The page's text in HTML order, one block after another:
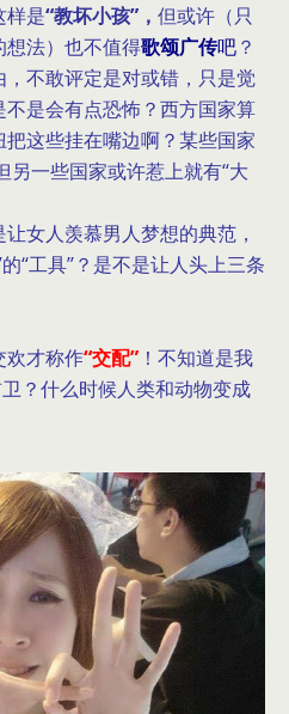
样是“教坏小孩”， 但或许（只
法）也不值得歌颂广传吧？
不敢评定是对或错，只是觉
是会有点恐怖？西方国家算
这些挂在嘴边啊？某些国家
另一些国家或许惹上就有“大
女人羡慕男人梦想的典范，
“工具”？是不是让人头上三条
欢才称作“交配” ！不知道是我
？什么时候人类和动物变成